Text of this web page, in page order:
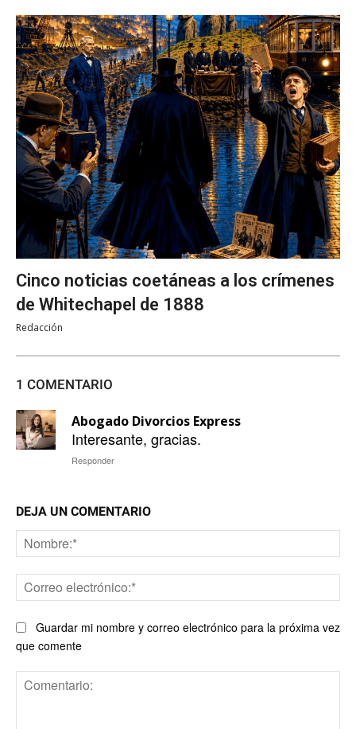
Cinco noticias coetáneas a los crímenes
de Whitechapel de 1888
Redacción
1 COMENTARIO
Abogado Divorcios Express
Interesante, gracias.
Responder
DEJA UN COMENTARIO
Guardar mi nombre y correo electrónico para la próxima vez
que comente